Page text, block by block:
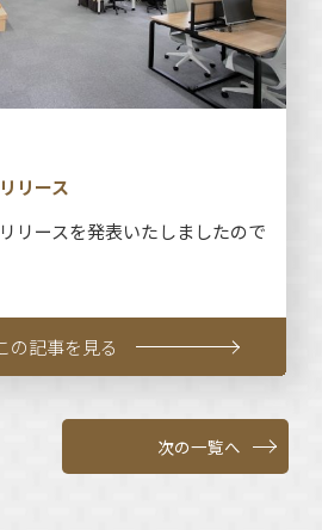
リース
リースを発表いたしましたので
の記事を見る
次の一覧へ